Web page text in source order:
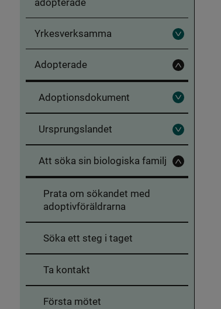
Yrkesverksamma
Fäll
ut
Adopterade
Fäll
in
Adoptionsdokument
Fäll
ut
Ursprungslandet
Fäll
ut
Att söka sin biologiska familj
Fäll
in
Prata om sökandet med
adoptivföräldrarna
Söka ett steg i taget
Ta kontakt
Första mötet